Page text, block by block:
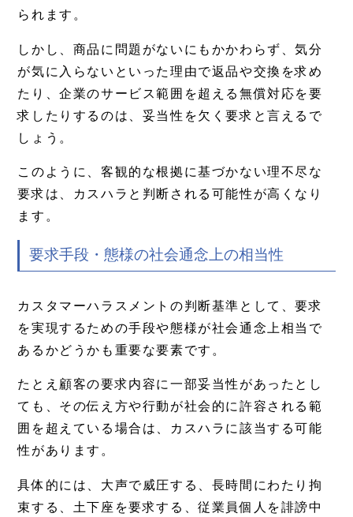
られます。
しかし、商品に問題がないにもかかわらず、気分
が気に入らないといった理由で返品や交換を求め
たり、企業のサービス範囲を超える無償対応を要
求したりするのは、妥当性を欠く要求と言えるで
しょう。
このように、客観的な根拠に基づかない理不尽な
要求は、カスハラと判断される可能性が高くなり
ます。
要求手段・態様の社会通念上の相当性
カスタマーハラスメントの判断基準として、要求
を実現するための手段や態様が社会通念上相当で
あるかどうかも重要な要素です。
たとえ顧客の要求内容に一部妥当性があったとし
ても、その伝え方や行動が社会的に許容される範
囲を超えている場合は、カスハラに該当する可能
性があります。
具体的には、大声で威圧する、長時間にわたり拘
束する、土下座を要求する、従業員個人を誹謗中